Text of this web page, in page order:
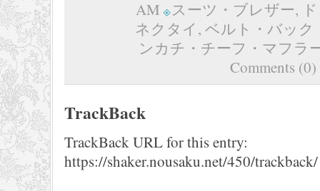
AM
スーツ・ブレザー,
ネクタイ , ベルト・バック
ンカチ・チーフ・マフラ
Comments (0)
TrackBack
TrackBack URL for this entry:
https://shaker.nousaku.net/450/trackback/